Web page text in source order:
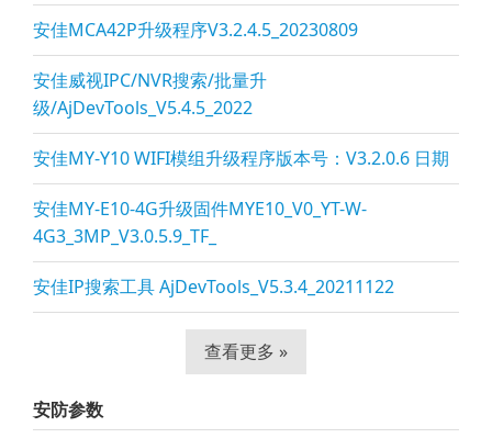
安佳MCA42P升级程序V3.2.4.5_20230809
安佳威视IPC/NVR搜索/批量升
级/AjDevTools_V5.4.5_2022
安佳MY-Y10 WIFI模组升级程序版本号：V3.2.0.6 日期
安佳MY-E10-4G升级固件MYE10_V0_YT-W-
4G3_3MP_V3.0.5.9_TF_
安佳IP搜索工具 AjDevTools_V5.3.4_20211122
查看更多 »
安防参数